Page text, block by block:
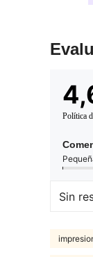
Política
Sin